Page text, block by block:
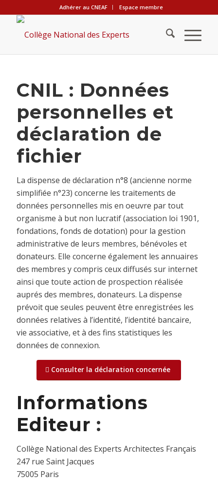
Adhérer au CNEAF Espace membre
CNIL : Données
personnelles et
déclaration de
fichier
La dispense de déclaration n°8 (ancienne norme
simplifiée n°23) concerne les traitements de
données personnelles mis en oeuvre par tout
organisme à but non lucratif (association loi 1901,
fondations, fonds de dotation) pour la gestion
administrative de leurs membres, bénévoles et
donateurs. Elle concerne également les annuaires
des membres y compris ceux diffusés sur internet
ainsi que toute action de prospection réalisée
auprés des membres, donateurs. La dispense
prévoit que seules peuvent être enregistrées les
données relatives à l’identité, l’identité bancaire,
vie associative, et à des fins statistiques les
données de connexion.
Consulter la déclaration concernée
Informations
Editeur :
Collège National des Experts Architectes Français
247 rue Saint Jacques
75005 Paris